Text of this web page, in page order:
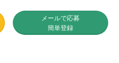
メールで応募
簡単登録